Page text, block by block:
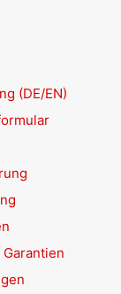
(DE/EN)